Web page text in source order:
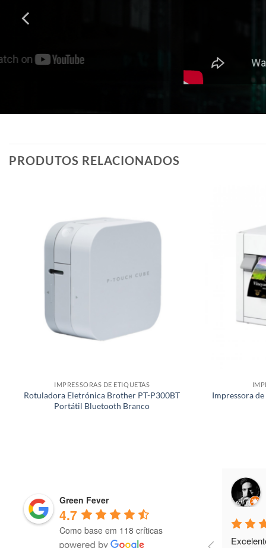
PRODUTOS RELACIONADOS
IMPRESSORAS DE ETIQUETAS
Rotuladora Eletrónica Brother PT-P300BT
Portátil Bluetooth Branco
Impressora
Green Fever
4.7
Como base em 118 críticas
9 months ago